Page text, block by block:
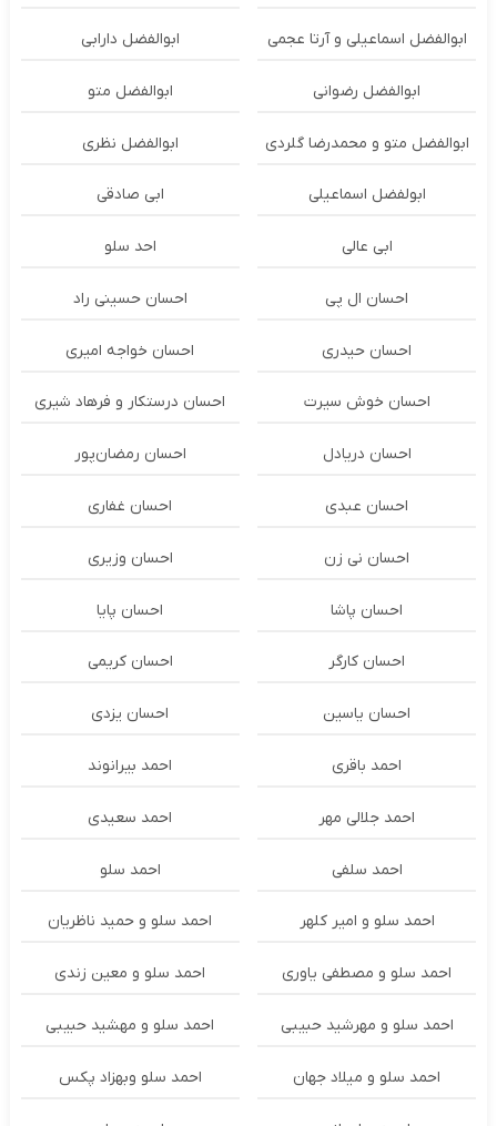
ابوالفضل اسماعیلی و آرتا عجمی ابوالفضل دارابی
ابوالفضل رضوانی ابوالفضل متو
ابوالفضل متو و محمدرضا گلردی ابوالفضل نظری
ابولفضل اسماعیلی ابی صادقی
ابی عالی احد سلو
احسان ال پی احسان حسینی راد
احسان حیدری احسان خواجه امیری
احسان خوش سیرت احسان درستكار و فرهاد شيرى
احسان دریادل احسان رمضان‌پور
احسان عبدی احسان غفاری
احسان نی زن احسان وزیری
احسان پاشا احسان پایا
احسان کارگر احسان کریمی
احسان یاسین احسان یزدی
احمد باقری احمد بیرانوند
احمد جلالی مهر احمد سعیدی
احمد سلفی احمد سلو
احمد سلو و امیر کلهر احمد سلو و حمید ناظریان
احمد سلو و مصطفی یاوری احمد سلو و معین زندی
احمد سلو و مهرشید حبیبی احمد سلو و مهشید حبیبی
احمد سلو و میلاد جهان احمد سلو وبهزاد پکس